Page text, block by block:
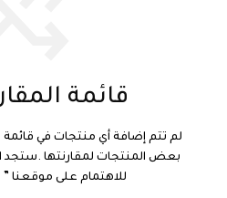
قائمة
لم تتم إضافة أي منتجات في
بعض المنتجات لمقارنتها .ستجد
للاهتمام على موقعنا